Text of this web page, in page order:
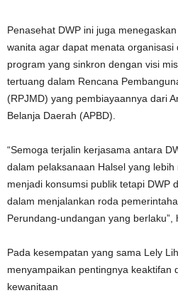
Penasehat DWP ini juga
wanita agar dapat menata
program yang sinkron dengan visi
tertuang dalam Rencana
(RPJMD) yang pembiayaannya dari
Belanja Daerah (APBD).
“Semoga terjalin kerjasama antara
dalam pelaksanaan Halsel yang
menjadi konsumsi publik tetapi DWP
dalam menjalankan roda
Perundang-undangan yang berlaku”,
Pada kesempatan yang sama Lely
menyampaikan pentingnya keaktifan
kewanitaan